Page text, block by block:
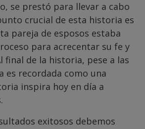
se prestó para llevar a cabo
crucial de esta historia es
pareja de esposos estaba
para acrecentar su fe y
final de la historia, pese a las
es recordada como una
inspira hoy en día a
exitosos debemos